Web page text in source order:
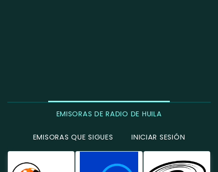
EMISORAS DE RADIO DE HUILA
EMISORAS QUE SIGUES INICIAR SESIÓN